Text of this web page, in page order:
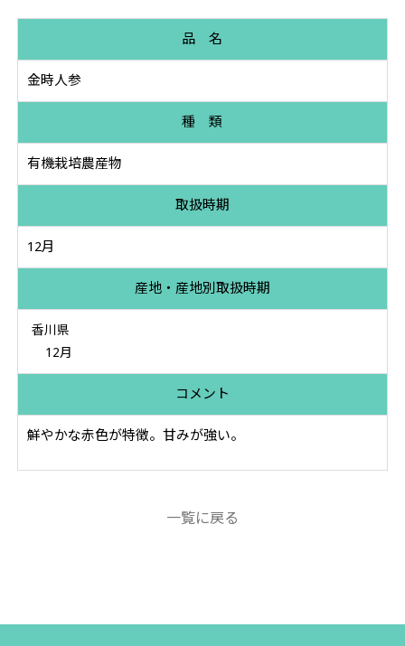
品 名
金時人参
種 類
有機栽培農産物
取扱時期
12月
産地・産地別取扱時期
香川県
12月
コメント
鮮やかな赤色が特徴。甘みが強い。
一覧に戻る